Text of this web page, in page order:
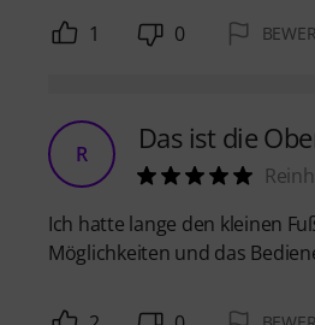
1 0
R Das ist die
Ich hatte lange den kleinen
Möglichkeiten und das